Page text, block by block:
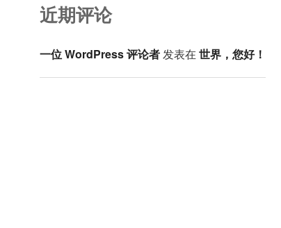
近期评论
一位 WordPress 评论者发表在 世界，您好！